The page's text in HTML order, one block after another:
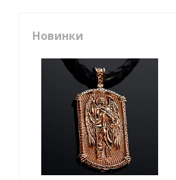
Новинки